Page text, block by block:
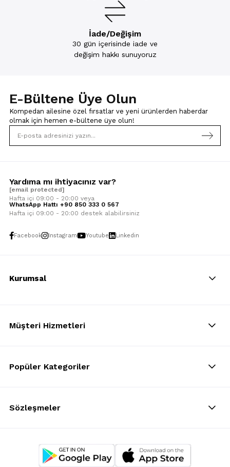
İade/Değişim
30 gün içerisinde iade ve
değişim hakkı sunuyoruz
E-Bültene Üye Olun
Kompedan ailesine özel fırsatlar ve yeni ürünlerden haberdar
olmak için hemen e-bültene üye olun!
Yardıma mı ihtiyacınız var?
[email protected]
Hafta içi 09:00 - 20:00 veya
WhatsApp Hattı +90 850 333 0 567
Hafta içi 09:00 - 20:00 destek alabilirsiniz
Facebook Instagram Youtube Linkedin
Kurumsal
Müşteri Hizmetleri
Popüler Kategoriler
Sözleşmeler